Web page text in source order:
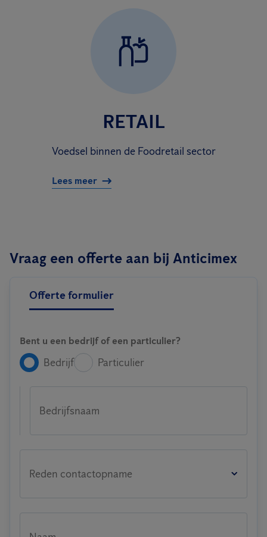
RETAIL
Voedsel binnen de Foodretail sector
Lees meer
Vraag een offerte aan bij Anticimex
Offerte formulier
Bent u een bedrijf of een particulier?
Bedrijf Particulier
Bedrijfsnaam
Reden contactopname